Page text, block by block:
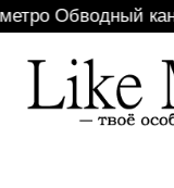
Обводный канал|